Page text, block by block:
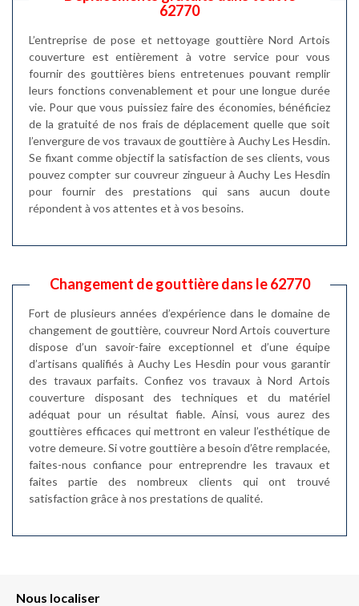
62770
L’entreprise de pose et nettoyage gouttière Nord Artois
couverture est entièrement à votre service pour vous
fournir des gouttières biens entretenues pouvant remplir
leurs fonctions convenablement et pour une longue durée
vie. Pour que vous puissiez faire des économies, bénéficiez
de la gratuité de nos frais de déplacement quelle que soit
l’envergure de vos travaux de gouttière à Auchy Les Hesdin.
Se fixant comme objectif la satisfaction de ses clients, vous
pouvez compter sur couvreur zingueur à Auchy Les Hesdin
pour fournir des prestations qui sans aucun doute
répondent à vos attentes et à vos besoins.
Changement de gouttière dans le 62770
Fort de plusieurs années d’expérience dans le domaine de
changement de gouttière, couvreur Nord Artois couverture
dispose d’un savoir-faire exceptionnel et d’une équipe
d’artisans qualifiés à Auchy Les Hesdin pour vous garantir
des travaux parfaits. Confiez vos travaux à Nord Artois
couverture disposant des techniques et du matériel
adéquat pour un résultat fiable. Ainsi, vous aurez des
gouttières efficaces qui mettront en valeur l’esthétique de
votre demeure. Si votre gouttière a besoin d’être remplacée,
faites-nous confiance pour entreprendre les travaux et
faites partie des nombreux clients qui ont trouvé
satisfaction grâce à nos prestations de qualité.
Nous localiser